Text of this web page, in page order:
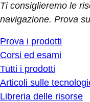
Ti consiglieremo le
navigazione. Prova
Prova i prodotti
Corsi ed esami
Tutti i prodotti
Articoli sulle
Libreria delle risorse